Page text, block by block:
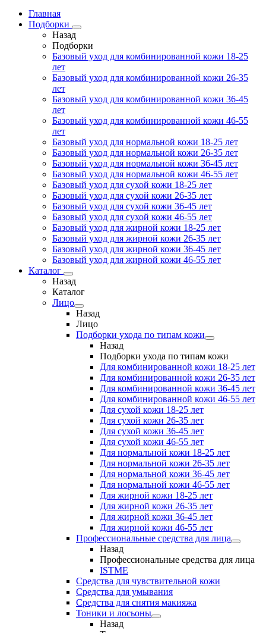
Главная
Подборки
Назад
Подборки
Базовый уход для комбинированной кожи 18-25
лет
Базовый уход для комбинированной кожи 26-35
лет
Базовый уход для комбинированной кожи 36-45
лет
Базовый уход для комбинированной кожи 46-55
лет
Базовый уход для нормальной кожи 18-25 лет
Базовый уход для нормальной кожи 26-35 лет
Базовый уход для нормальной кожи 36-45 лет
Базовый уход для нормальной кожи 46-55 лет
Базовый уход для сухой кожи 18-25 лет
Базовый уход для сухой кожи 26-35 лет
Базовый уход для сухой кожи 36-45 лет
Базовый уход для сухой кожи 46-55 лет
Базовый уход для жирной кожи 18-25 лет
Базовый уход для жирной кожи 26-35 лет
Базовый уход для жирной кожи 36-45 лет
Базовый уход для жирной кожи 46-55 лет
Каталог
Назад
Каталог
Лицо
Назад
Лицо
Подборки ухода по типам кожи
Назад
Подборки ухода по типам кожи
Для комбинированной кожи 18-25 лет
Для комбинированной кожи 26-35 лет
Для комбинированной кожи 36-45 лет
Для комбинированной кожи 46-55 лет
Для сухой кожи 18-25 лет
Для сухой кожи 26-35 лет
Для сухой кожи 36-45 лет
Для сухой кожи 46-55 лет
Для нормальной кожи 18-25 лет
Для нормальной кожи 26-35 лет
Для нормальной кожи 36-45 лет
Для нормальной кожи 46-55 лет
Для жирной кожи 18-25 лет
Для жирной кожи 26-35 лет
Для жирной кожи 36-45 лет
Для жирной кожи 46-55 лет
Профессиональные средства для лица
Назад
Профессиональные средства для лица
ISTME
Средства для чувствительной кожи
Средства для умывания
Средства для снятия макияжа
Тоники и лосьоны
Назад